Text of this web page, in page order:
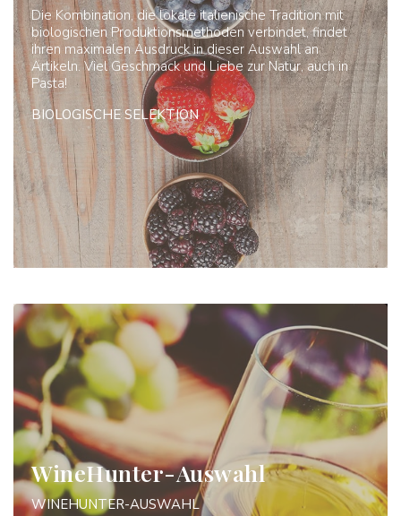
Die Kombination, die lokale italienische Tradition mit
biologischen Produktionsmethoden verbindet, findet
ihren maximalen Ausdruck in dieser Auswahl an
Artikeln. Viel Geschmack und Liebe zur Natur, auch in
Pasta!
BIOLOGISCHE SELEKTION
WineHunter-Auswahl
WINEHUNTER-AUSWAHL